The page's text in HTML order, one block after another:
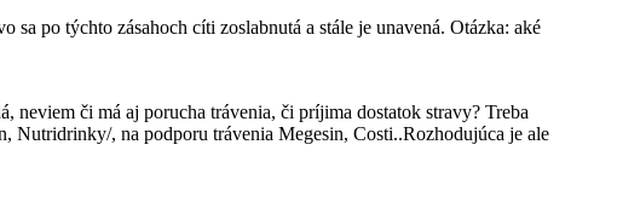
po týchto zásahoch cíti zoslabnutá a stále je unavená. Otázka: aké
neviem či má aj porucha trávenia, či príjima dostatok stravy? Treba
, na podporu trávenia Megesin, Costi..Rozhodujúca je ale